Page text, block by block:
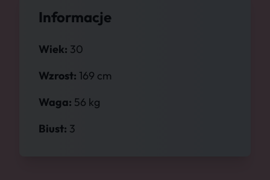
Informacje
Wiek: 30
Wzrost: 169 cm
Waga: 56 kg
Biust: 3